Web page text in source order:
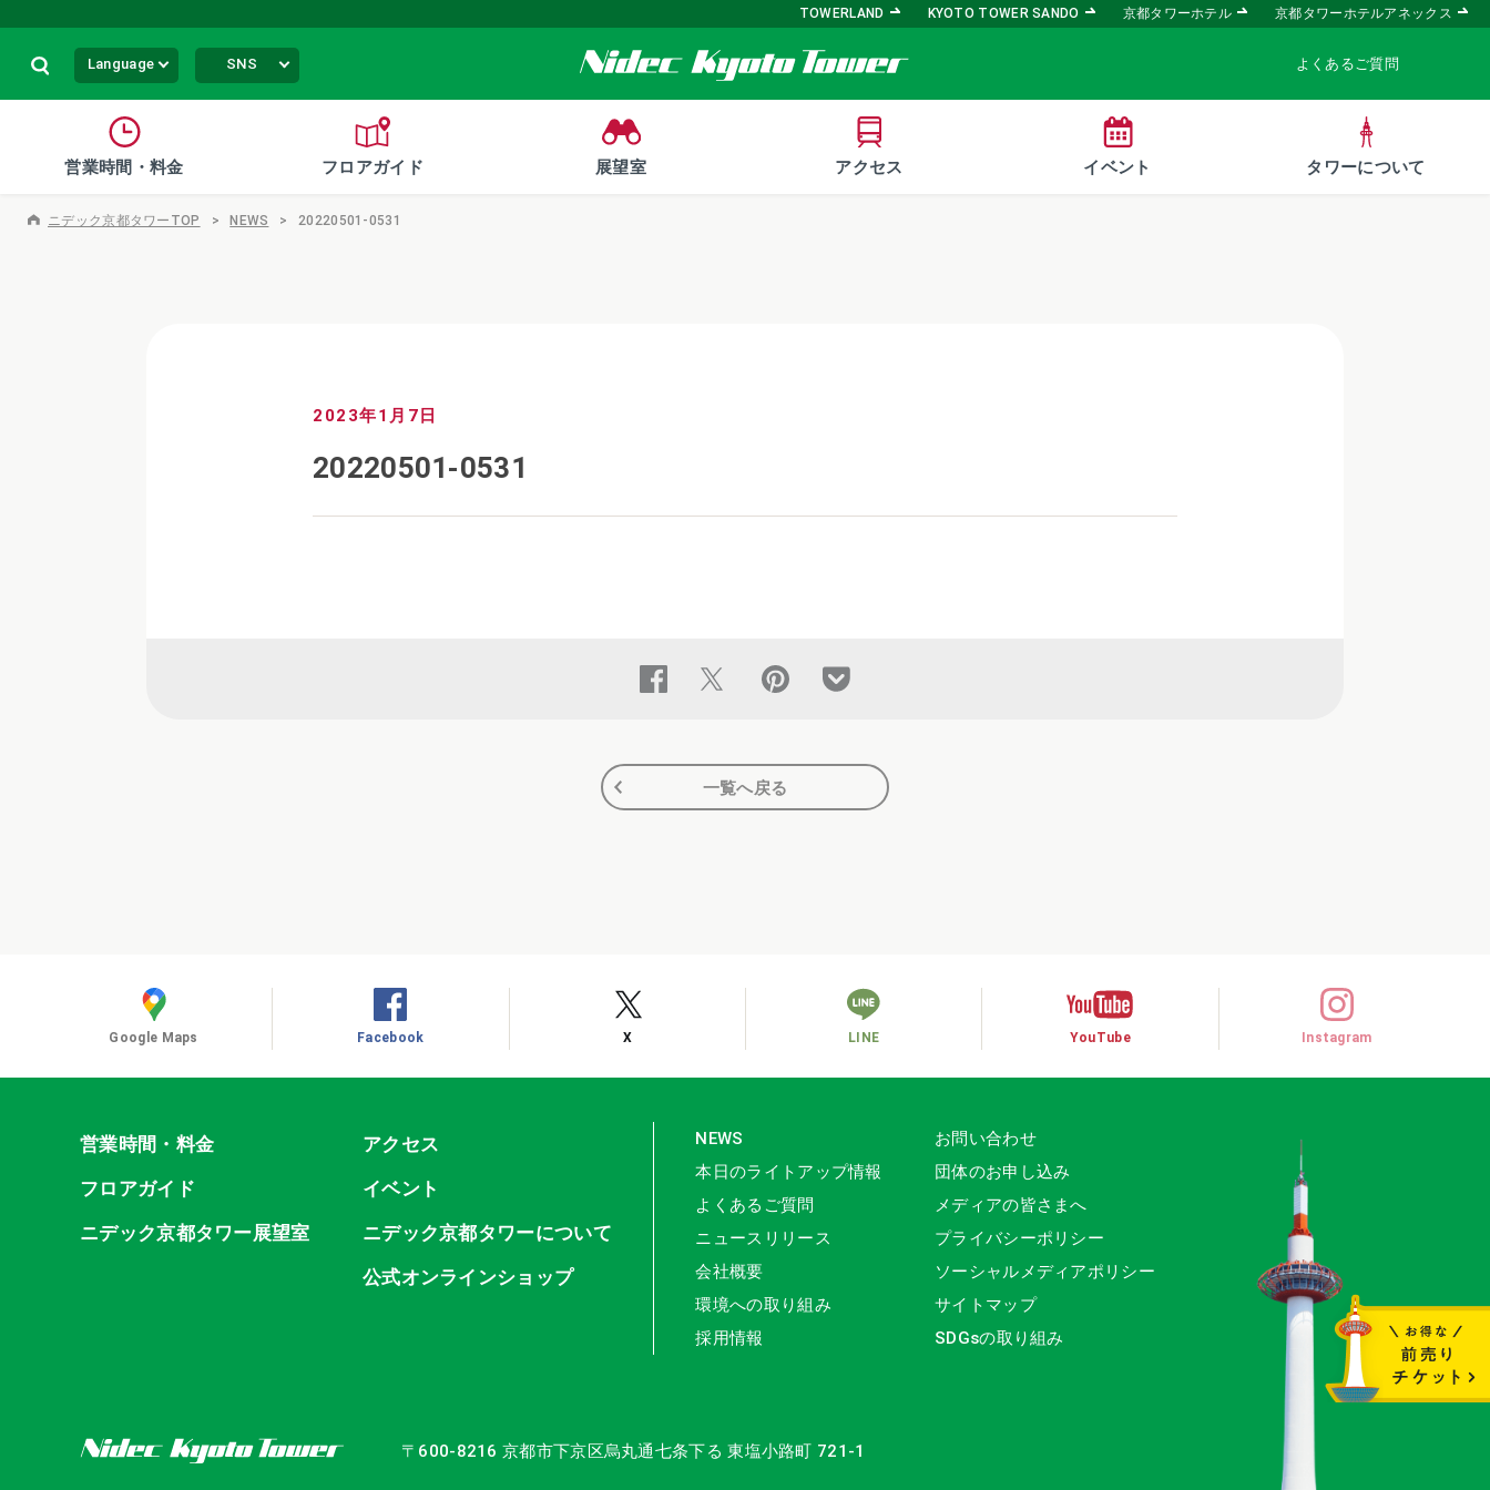
TOWERLAND KYOTO TOWER SANDO 京都タワーホテル 京都タワーホテルアネックス
Language SNS よくあるご質問
営業時間・料金 フロアガイド 展望室 アクセス イベント タワーについて
ニデック京都タワーTOP NEWS 20220501-0531
2023年1月7日
20220501-0531
一覧へ戻る
Google Maps Facebook X LINE YouTube Instagram
営業時間・料金
フロアガイド
ニデック京都タワー展望室
アクセス
イベント
ニデック京都タワーについて
公式オンラインショップ
NEWS
本日のライトアップ情報
よくあるご質問
ニュースリリース
会社概要
環境への取り組み
採用情報
お問い合わせ
団体のお申し込み
メディアの皆さまへ
プライバシーポリシー
ソーシャルメディアポリシー
サイトマップ
SDGsの取り組み
〒600-8216 京都市下京区烏丸通七条下る 東塩小路町 721-1